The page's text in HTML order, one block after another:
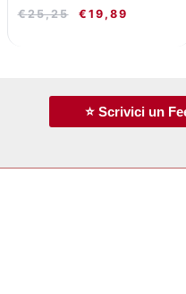
€25,25 € 19,89
⭐ Scrivici un